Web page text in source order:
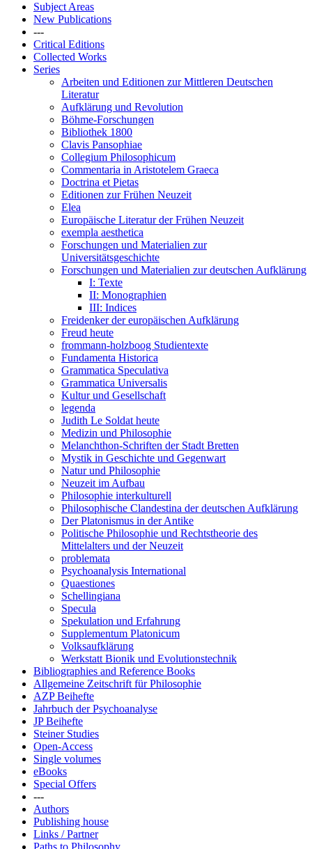
Subject Areas
New Publications
---
Critical Editions
Collected Works
Series
Arbeiten und Editionen zur Mittleren Deutschen
Literatur
Aufklärung und Revolution
Böhme-Forschungen
Bibliothek 1800
Clavis Pansophiae
Collegium Philosophicum
Commentaria in Aristotelem Graeca
Doctrina et Pietas
Editionen zur Frühen Neuzeit
Elea
Europäische Literatur der Frühen Neuzeit
exempla aesthetica
Forschungen und Materialien zur
Universitätsgeschichte
Forschungen und Materialien zur deutschen Aufklärung
I: Texte
II: Monographien
III: Indices
Freidenker der europäischen Aufklärung
Freud heute
frommann-holzboog Studientexte
Fundamenta Historica
Grammatica Speculativa
Grammatica Universalis
Kultur und Gesellschaft
legenda
Judith Le Soldat heute
Medizin und Philosophie
Melanchthon-Schriften der Stadt Bretten
Mystik in Geschichte und Gegenwart
Natur und Philosophie
Neuzeit im Aufbau
Philosophie interkulturell
Philosophische Clandestina der deutschen Aufklärung
Der Platonismus in der Antike
Politische Philosophie und Rechtstheorie des
Mittelalters und der Neuzeit
problemata
Psychoanalysis International
Quaestiones
Schellingiana
Specula
Spekulation und Erfahrung
Supplementum Platonicum
Volksaufklärung
Werkstatt Bionik und Evolutionstechnik
Bibliographies and Reference Books
Allgemeine Zeitschrift für Philosophie
AZP Beihefte
Jahrbuch der Psychoanalyse
JP Beihefte
Steiner Studies
Open-Access
Single volumes
eBooks
Special Offers
---
Authors
Publishing house
Links / Partner
Paths to Philosophy